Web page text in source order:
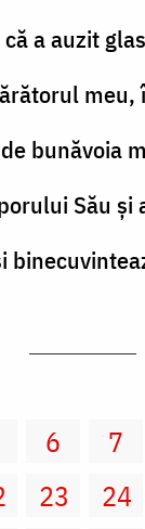
a auzit
bunăvoia
Său
6 7
23 24